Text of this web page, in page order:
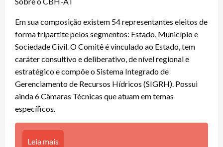
Em sua composição existem 54 representantes eleitos de
forma tripartite pelos segmentos: Estado, Município e
Sociedade Civil. O Comitê é vinculado ao Estado, tem
caráter consultivo e deliberativo, de nível regional e
estratégico e compõe o Sistema Integrado de
Gerenciamento de Recursos Hídricos (SIGRH). Possui
ainda 6 Câmaras Técnicas que atuam em temas
específicos.
Leia mais